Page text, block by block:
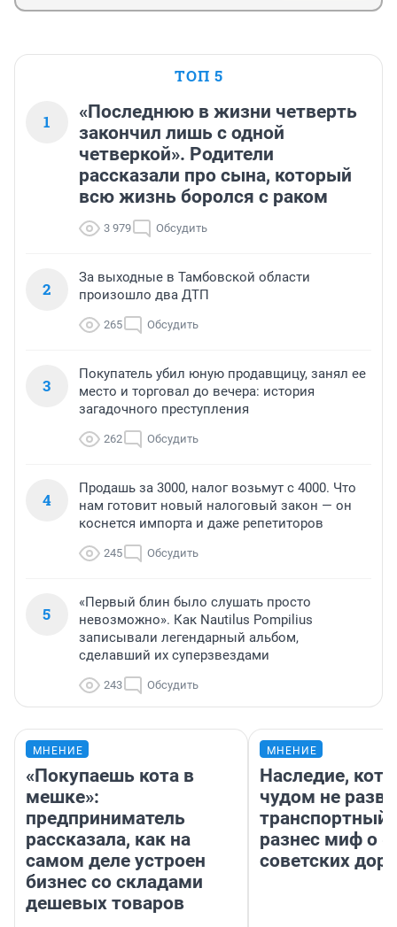
ТОП 5
1
«Последнюю в жизни четверть
закончил лишь с одной
четверкой». Родители
рассказали про сына, который
всю жизнь боролся с раком
3 979 Обсудить
2
За выходные в Тамбовской области
произошло два ДТП
265 Обсудить
3
Покупатель убил юную продавщицу, занял ее
место и торговал до вечера: история
загадочного преступления
262 Обсудить
4
Продашь за 3000, налог возьмут с 4000. Что
нам готовит новый налоговый закон — он
коснется импорта и даже репетиторов
245 Обсудить
5
«Первый блин было слушать просто
невозможно». Как Nautilus Pompilius
записывали легендарный альбом,
сделавший их суперзвездами
243 Обсудить
МНЕНИЕ
«Покупаешь кота в
мешке»:
предприниматель
рассказала, как на
самом деле устроен
бизнес со складами
дешевых товаров
МНЕНИЕ
Наследие,
чудом не
транспортный
разнес миф о
советских